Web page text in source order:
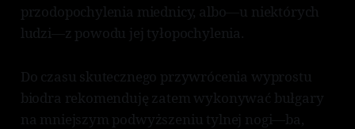
przodopochylenia miednicy, albo—u niektórych
ludzi—z powodu jej tyłopochylenia.
Do czasu skutecznego przywrócenia wyprostu
biodra rekomenduję zatem wykonywać bułgary
na mniejszym podwyższeniu tylnej nogi—ba,